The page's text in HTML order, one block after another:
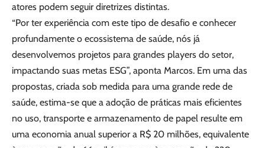
atores podem seguir diretrizes distintas.
“Por ter experiência com este tipo de desafio e conhecer
profundamente o ecossistema de saúde, nós já
desenvolvemos projetos para grandes players do setor,
impactando suas metas ESG”, aponta Marcos. Em uma das
propostas, criada sob medida para uma grande rede de
saúde, estima-se que a adoção de práticas mais eficientes
no uso, transporte e armazenamento de papel resulte em
uma economia anual superior a R$ 20 milhões, equivalente